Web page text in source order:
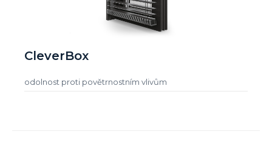
CleverBox
odolnost proti povětrnostním vlivům